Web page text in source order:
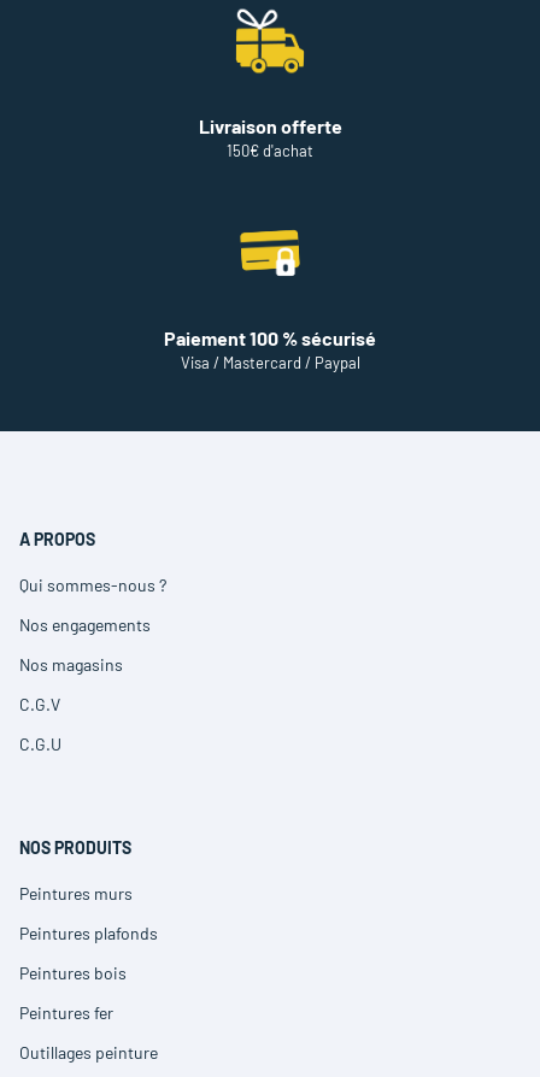
Livraison offerte
150€ d'achat
Paiement 100 % sécurisé
Visa / Mastercard / Paypal
A PROPOS
Qui sommes-nous ?
(ouvre
dans
nouvelle
Nos engagements
(ouvre
dans
nouvelle
Nos magasins
(ouvre
dans
nouvelle
C.G.V
(ouvre
dans
C.G.U
(ouvre
fenêtre)
NOS PRODUITS
Peintures murs
(ouvre
dans
nouvelle
Peintures plafonds
(ouvre
dans
nouvelle
Peintures bois
(ouvre
dans
nouvelle
Peintures fer
(ouvre
dans
Outillages peinture
(ouvre